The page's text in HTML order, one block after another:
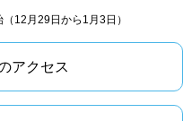
12月29日から1月3日）
アクセス